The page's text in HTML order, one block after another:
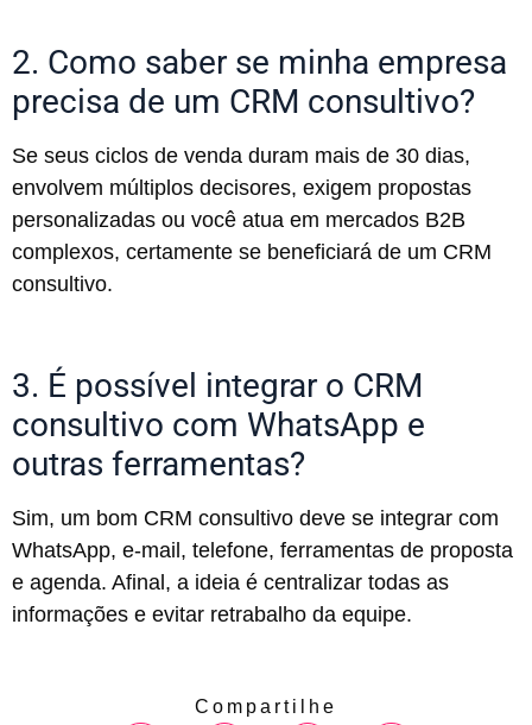
2. Como saber se minha empresa
precisa de um CRM consultivo?
Se seus ciclos de venda duram mais de 30 dias,
envolvem múltiplos decisores, exigem propostas
personalizadas ou você atua em mercados B2B
complexos, certamente se beneficiará de um CRM
consultivo.
3. É possível integrar o CRM
consultivo com WhatsApp e
outras ferramentas?
Sim, um bom CRM consultivo deve se integrar com
WhatsApp, e-mail, telefone, ferramentas de proposta
e agenda. Afinal, a ideia é centralizar todas as
informações e evitar retrabalho da equipe.
Compartilhe